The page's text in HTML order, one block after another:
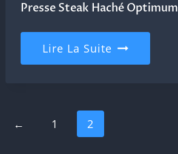
Presse Steak Haché Optimum
Lire La Suite
← 1 2